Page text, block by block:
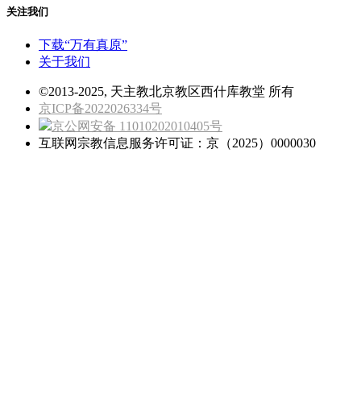
关注我们
下载“万有真原”
关于我们
©2013-2025, 天主教北京教区西什库教堂 所有
京ICP备2022026334号
京公网安备 11010202010405号
互联网宗教信息服务许可证：京（2025）0000030